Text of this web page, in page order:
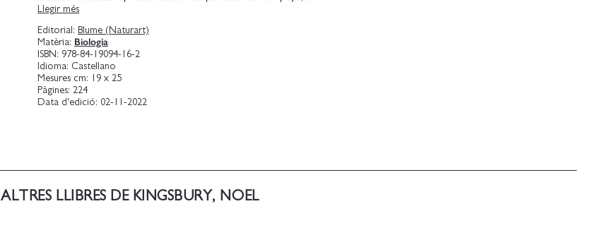
crisantemo, símbolo nacional de los emperadores japoneses; y el
lechuguillas en la Inglaterra isabelina.
Un libro que demuestra cuán entrelazada está la historia de las
flores con la de la humanidad.
Llegir més
Editorial: Blume (Naturart)
Matèria: Biologia
ISBN: 978-84-19094-16-2
Idioma: Castellano
Mesures cm: 19 x 25
Pàgines: 224
Data d'edició: 02-11-2022
ALTRES LLIBRES DE KINGSBURY, NOEL